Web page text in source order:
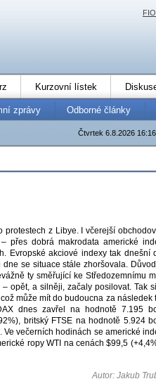
Kurzovní lístek
zprávy Odborné články
Čtvrtek 6.8.2026 16:16
z Libye. I včerejší
přes dobrá makrodata americké
Evropské akciové indexy tak dnešní
se situace stále zhoršovala.
ty směřující ke Středozemnímu
opět, a silněji, začaly posilovat. Tak
může mít do budoucna za následek
dnes zavřel na hodnotě 7.195
britský FTSE na hodnotě 5.924
večerních hodinách se americké
ropy WTI na cenách $99,5
Autor: Jakub